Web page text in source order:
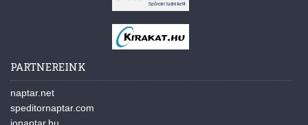
PARTNEREINK
naptar.net
speditornaptar.com